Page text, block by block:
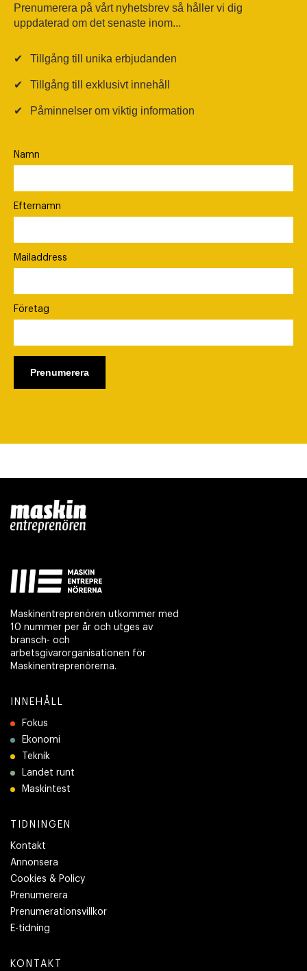
Prenumerera på vårt nyhetsbrev så håller vi dig
uppdaterad om det senaste inom...
✔ Tillgång till unika erbjudanden
✔ Tillgång till exklusivt innehåll
✔ Påminnelser om viktig information
Namn
Efternamn
Mailaddress
Företag
Maskinentreprenören utkommer med
10 nummer per år och utges av
bransch- och
arbetsgivarorganisationen för
Maskinentreprenörerna.
INNEHÅLL
Fokus
Ekonomi
Teknik
Landet runt
Maskintest
TIDNINGEN
Kontakt
Annonsera
Cookies & Policy
Prenumerera
Prenumerationsvillkor
E-tidning
KONTAKT